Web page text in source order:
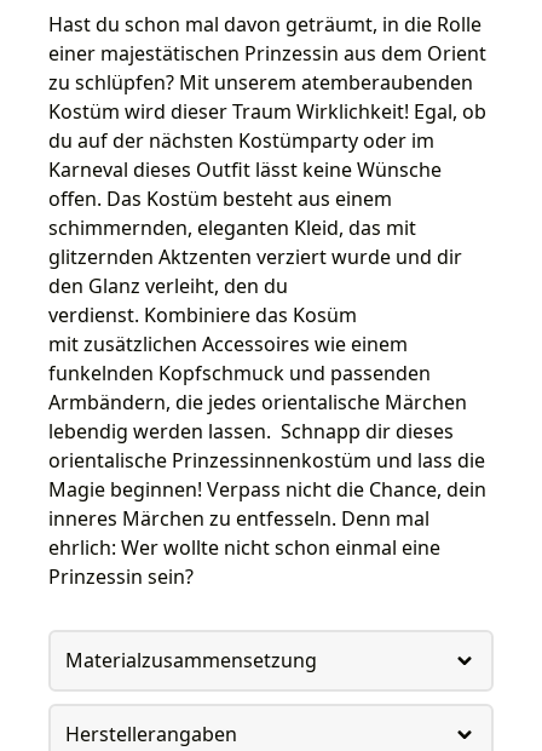
Hast du schon mal davon geträumt, in die Rolle
einer majestätischen Prinzessin aus dem Orient
zu schlüpfen? Mit unserem atemberaubenden
Kostüm wird dieser Traum Wirklichkeit! Egal, ob
du auf der nächsten Kostümparty oder im
Karneval dieses Outfit lässt keine Wünsche
offen. Das Kostüm besteht aus einem
schimmernden, eleganten Kleid, das mit
glitzernden Aktzenten verziert wurde und dir
den Glanz verleiht, den du
verdienst. Kombiniere das Kosüm
mit zusätzlichen Accessoires wie einem
funkelnden Kopfschmuck und passenden
Armbändern, die jedes orientalische Märchen
lebendig werden lassen. Schnapp dir dieses
orientalische Prinzessinnenkostüm und lass die
Magie beginnen! Verpass nicht die Chance, dein
inneres Märchen zu entfesseln. Denn mal
ehrlich: Wer wollte nicht schon einmal eine
Prinzessin sein?
Materialzusammensetzung
Herstellerangaben